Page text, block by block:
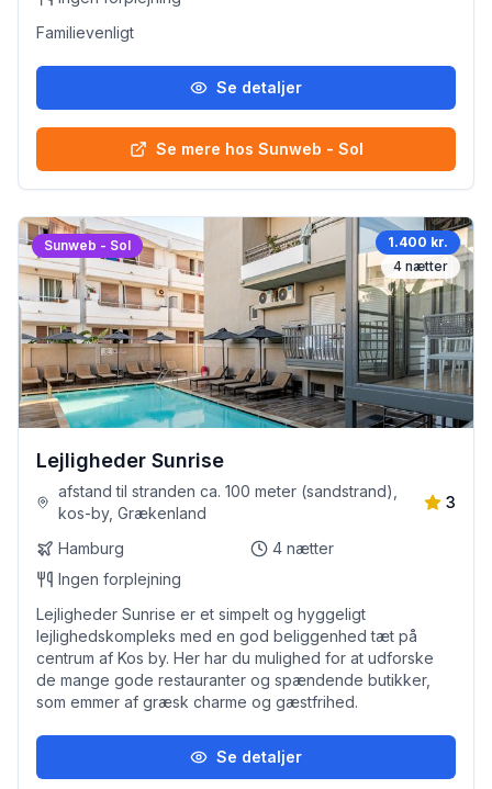
Familievenligt
Se detaljer
Se mere hos Sunweb - Sol
Sunweb - Sol
1.400 kr.
4 nætter
Lejligheder Sunrise
afstand til stranden ca. 100 meter (sandstrand),
kos-by, Grækenland
3
Hamburg 4 nætter
Ingen forplejning
Lejligheder Sunrise er et simpelt og hyggeligt
lejlighedskompleks med en god beliggenhed tæt på
centrum af Kos by. Her har du mulighed for at udforske
de mange gode restauranter og spændende butikker,
som emmer af græsk charme og gæstfrihed.
Se detaljer